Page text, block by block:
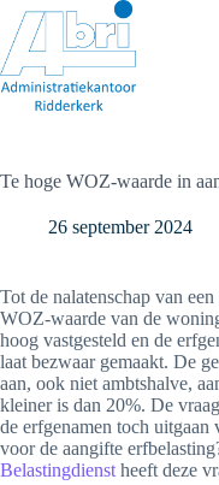
naar
de
inhoud
Te hoge WOZ-waarde in
26 september 2024
Tot de nalatenschap van
WOZ-waarde van de
hoog vastgesteld en de
laat bezwaar gemaakt. De
aan, ook niet ambtshalve,
kleiner is dan 20%. De
de erfgenamen toch
voor de aangifte
Belastingdienst heeft deze